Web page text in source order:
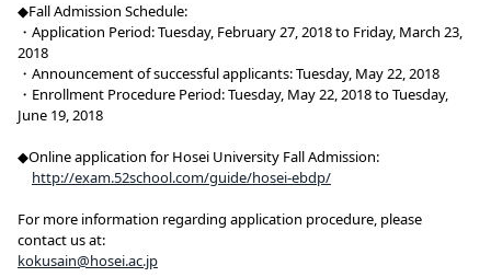
◆Fall Admission Schedule:
・Application Period: Tuesday, February 27, 2018 to Friday, March 23,
2018
・Announcement of successful applicants: Tuesday, May 22, 2018
・Enrollment Procedure Period: Tuesday, May 22, 2018 to Tuesday,
June 19, 2018
◆Online application for Hosei University Fall Admission:
http://exam.52school.com/guide/hosei-ebdp/
For more information regarding application procedure, please
contact us at:
kokusain@hosei.ac.jp